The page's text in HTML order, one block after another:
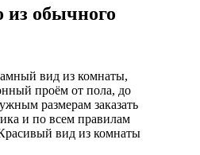
из обычного
вид из комнаты,
проём от пола, до
размерам заказать
и по всем правилам
вид из комнаты